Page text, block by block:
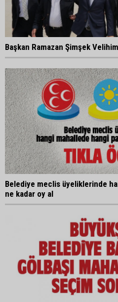
Başkan Ramazan Şimşek
Belediye meclis üyeliklerinde
ne kadar oy al